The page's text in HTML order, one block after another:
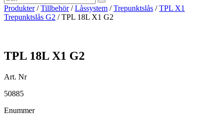
Produkter/Tillbehör/Låssystem /Trepunktslås /TPL X1
Trepunktslås G2 / TPL 18L X1 G2
TPL 18L X1 G2
Art. Nr
50885
Enummer